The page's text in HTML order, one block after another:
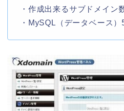
・作成出来るサブドメイン
・MySQL（データベース